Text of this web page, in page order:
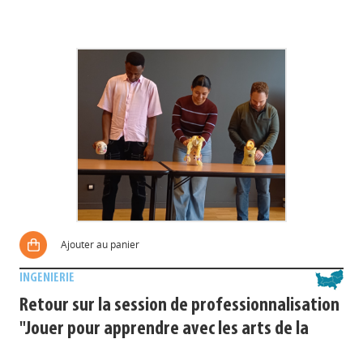
Ajouter au panier
INGENIERIE
Retour sur la session de professionnalisation
"Jouer pour apprendre avec les arts de la